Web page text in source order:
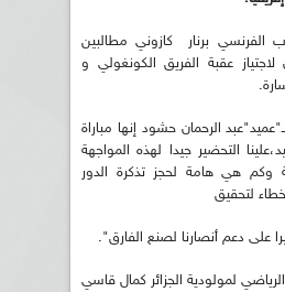
الفرنسي برنار كازوني مطالبين
عقبة الفريق الكونغولي و
سارة.
الرحمان حشود إنها مباراة
التحضير جيدا لهذه المواجهة
هي هامة لحجز تذكرة الدور
لتحقيق
على دعم أنصارنا لصنع الفارق".
لمولودية الجزائر كمال قاسي